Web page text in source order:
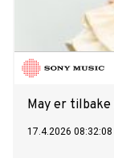
May er
17.4.2026 08:32:08